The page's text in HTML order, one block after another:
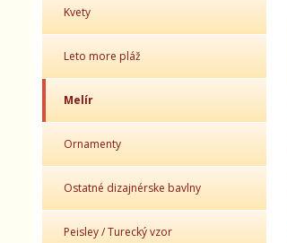
Kvety
Leto more pláž
Melír
Ornamenty
Ostatné dizajnérske bavlny
Peisley / Turecký vzor